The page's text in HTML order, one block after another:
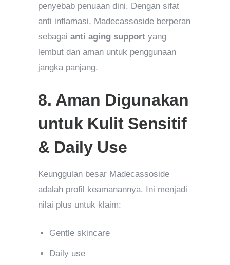
penyebab penuaan dini. Dengan sifat
anti inflamasi, Madecassoside berperan
sebagai anti aging support yang
lembut dan aman untuk penggunaan
jangka panjang.
8. Aman Digunakan
untuk Kulit Sensitif
& Daily Use
Keunggulan besar Madecassoside
adalah profil keamanannya. Ini menjadi
nilai plus untuk klaim:
Gentle skincare
Daily use